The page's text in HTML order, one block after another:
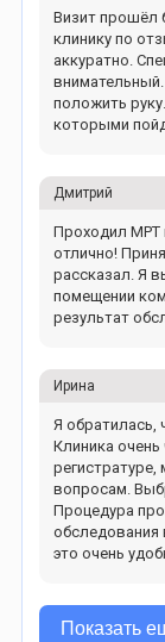
Визит прошёл
клинику по
аккуратно.
положить
которыми
Дмитрий
Проходил МРТ
отлично!
рассказал. Я
помещении
результат
Ирина
Я обратилась,
Клиника очень
вопросам.
Процедура
обследования
это очень
Показать